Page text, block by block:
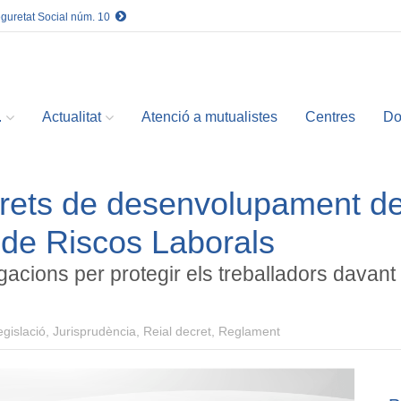
Social núm. 10
Actualitat Atenció a mutualistes Centres
de desenvolupament
Riscos Laborals
per protegir els treballadors davant
Jurisprudència, Reial decret, Reglament